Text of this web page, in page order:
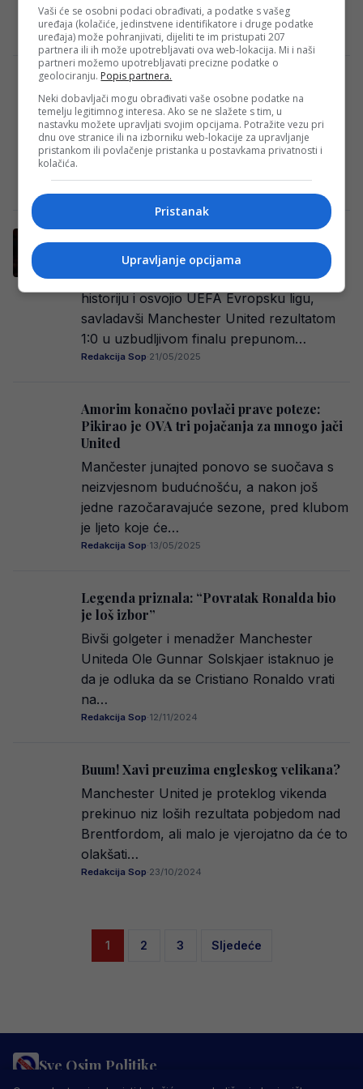
perioda na klupi…
E. H.·05/01/2026
Presuda koju je Old Trafford očekivao!
Ruben Amorim više nije na poziciji šefa
stručnog štaba Manchester Uniteda.
Portugalac je svoju posljednju utakmicu na
osvojio Evropsku ligu i ide u Ligu prvaka!
Tottenham Hotspur je večeras ispisao
historiju i osvojio UEFA Evropsku ligu,
savladavši Manchester United rezultatom
1:0 u uzbudljivom finalu prepunom…
Redakcija Sop·21/05/2025
Amorim konačno povlači prave poteze:
Pikirao je OVA tri pojačanja za mnogo jači
United
Mančester junajted ponovo se suočava s
neizvjesnom budućnošću, a nakon još
jedne razočaravajuće sezone, pred klubom
je ljeto koje će…
Redakcija Sop·13/05/2025
Legenda priznala: “Povratak Ronalda bio
je loš izbor”
Bivši golgeter i menadžer Manchester
Uniteda Ole Gunnar Solskjaer istaknuo je
da je odluka da se Cristiano Ronaldo vrati
na…
Redakcija Sop·12/11/2024
Buum! Xavi preuzima engleskog velikana?
Manchester United je proteklog vikenda
prekinuo niz loših rezultata pobjedom nad
Brentfordom, ali malo je vjerojatno da će to
olakšati…
Redakcija Sop·23/10/2024
Posts
1 2 3 Sljedeće
Sve Osim Politike
PRAVILA PRIVATNOSTI MARKETING USLOVI KORIŠTENJA
Vaši će se osobni podaci obrađivati, a podatke s vašeg
uređaja (kolačiće, jedinstvene identifikatore i druge podatke
uređaja) može pohranjivati, dijeliti te im pristupati 207
partnera ili ih može upotrebljavati ova web-lokacija. Mi i naši
partneri možemo upotrebljavati precizne podatke o
geolociranju. Popis partnera.
Neki dobavljači mogu obrađivati vaše osobne podatke na
temelju legitimnog interesa. Ako se ne slažete s tim, u
nastavku možete upravljati svojim opcijama. Potražite vezu pri
dnu ove stranice ili na izborniku web-lokacije za upravljanje
pristankom ili povlačenje pristanka u postavkama privatnosti i
kolačića.
Pristanak
Upravljanje opcijama